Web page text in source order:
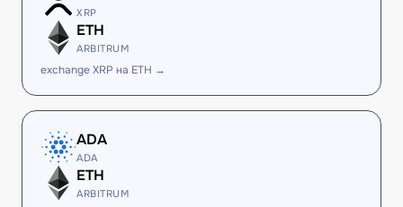
XRP
ETH
ARBITRUM
exchange XRP на ETH →
ADA
ADA
ETH
ARBITRUM